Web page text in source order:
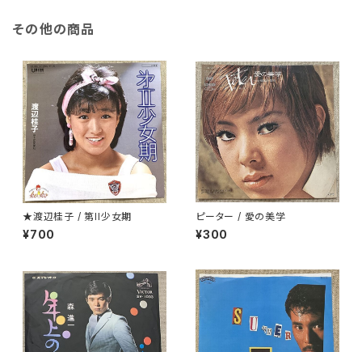
その他の商品
★渡辺桂子 / 第II少女期
¥700
ピーター / 愛の美学
¥300